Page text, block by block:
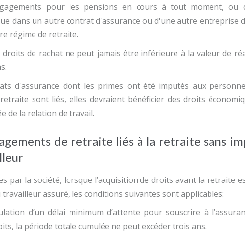
pour les pensions en cours à tout moment, ou
dans un autre contrat d'assurance ou d'une autre entreprise
régime de retraite.
droits de rachat ne peut jamais être inférieure à la valeur de
d'assurance dont les primes ont été imputés aux
sont liés, elles devraient bénéficier des droits
de la relation de travail.
de retraite liés à la retraite sans
par la société, lorsque l’acquisition de droits avant la retraite
travailleur assuré, les conditions suivantes sont applicables:
d’un délai minimum d’attente pour souscrire à
la période totale cumulée ne peut excéder trois ans.